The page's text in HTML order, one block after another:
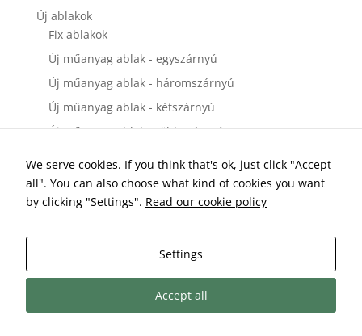
Új ablakok
Fix ablakok
Új műanyag ablak - egyszárnyú
Új műanyag ablak - háromszárnyú
Új műanyag ablak - kétszárnyú
Új műanyag ablak - többszárnyú
Új műanyag bejárati ajtó - egyszárnyú
Új műanyag bejárati ajtó - kétszárnyú
Új műanyag teraszajtó és erkélyajtó - egyszárnyú
Új műanyag teraszajtó és erkélyajtó - kétszárnyú
We serve cookies. If you think that's ok, just click "Accept
all". You can also choose what kind of cookies you want
by clicking "Settings". Read our cookie policy
Settings
Accept all